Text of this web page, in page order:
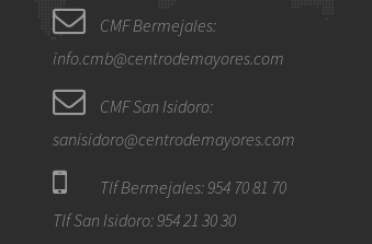
CMF Bermejales:
info.cmb@centrodemayores.com
CMF San Isidoro:
sanisidoro@centrodemayores.com
Tlf Bermejales: 954 70 81 70
Tlf San Isidoro: 954 21 30 30